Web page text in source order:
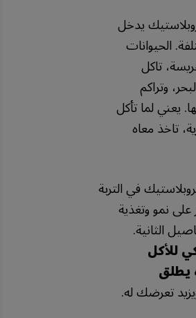
يدخل
الحيوانات
تاكل
وتراكم
يعني لما تأكل
تاخذ معاه
في التربة
على نمو وتغذية
الثانية.
للأكل
يطلق
تعرضك له.